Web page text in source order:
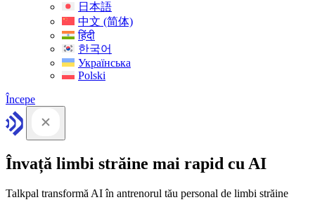
日本語
中文 (简体)
हिंदी
한국어
Українська
Polski
Începe
Învață limbi străine mai rapid cu AI
Talkpal transformă AI în antrenorul tău personal de limbi străine